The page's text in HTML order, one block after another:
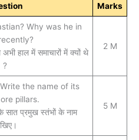
Marks
Why was he in
हाल में समाचारों में क्यों थे
?
2 M
the name of its
pillars.
सात प्रमुख स्तंभों के नाम
5 M